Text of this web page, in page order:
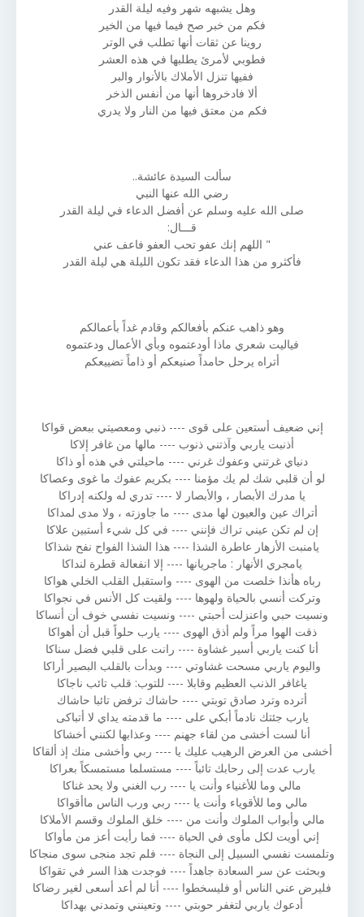
وهل يشبهه شهر وفيه ليلة القدر
فكم من خبر صح فيما فيها من الخير
روينا عن ثقات أنها تطلب في الوتر
فطوبي لأمرئ يطلبها في هذه العشر
ففيها تنزل الأملاك بالأنوار والبر
ألا فادخروها أنها من أنفس الذخر
فكم من معتق فيها من النار ولا يدري
سألت السيدة عائشة..
رضي الله عنها النبي
صلى الله عليه وسلم عن أفضل الدعاء في ليلة القدر
قـــال:
" اللهم إنك عفو تحب العفو فاعف عني
فأكثرو من هذا الدعاء فقد تكون الليلة هي ليلة القدر
وهو ذاهب عنكم بأفعالكم وقادم غداً بأعمالكم
فياليت شعري ماذا أودعتموه وبأي الأعمال ودعتموه
أتراه يرحل حامداً صنيعكم أو ذاماً تضييعكم
إني ضعيف أستعين على قوى ---- ذنبي ومعصيتي ببعض قواكا
أذنبت ياربي وآذتني ذنوب ---- مالها من غافر إلاكا
دنياي غرتني وعفوك غرني ---- ماحيلتي في هذه أو ذاكا
لو أن قلبي شك لم يك مؤمنا ---- بكريم عفوك ما غوى وعصاكا
يا مدرك الأبصار ، والأبصار لا ---- تدري له ولكنه إدراكا
أتراك عين والعيون لها مدى ---- ما جاوزته ، ولا مدى لمداكا
إن لم تكن عيني تراك فإنني ---- في كل شيء أستبين علاكا
يامنبت الأزهار عاطرة الشذا ---- هذا الشذا الفواح نفح شذاكا
يامجري الأنهار : ماجريانها ---- إلا انفعالة قطرة لنداكا
رباه هأنذا خلصت من الهوى ---- واستقبل القلب الخلي هواكا
وتركت أنسي بالحياة ولهوها ---- ولقيت كل الأنس في نجواكا
ونسيت حبي واعنزلت أحبتي ---- ونسيت نفسي خوف أن أنساكا
ذقت الهوا مراً ولم أذق الهوى ---- يارب حلواً قبل أن أهواكا
أنا كنت ياربي أسير غشاوة ---- رانت على قلبي فضل سناكا
واليوم ياربي مسحت غشاوتي ---- وبدأت بالقلب البصير أراكا
ياغافر الذنب العظيم وقابلا ---- للتوب: قلب تائب ناجاكا
أترده وترد صادق توبتي ---- حاشاك ترفض تائبا حاشاك
يارب جئتك نادماً أبكي على ---- ما قدمته يداي لا أتباكى
أنا لست أخشى من لقاء جهنم ---- وعذابها لكنني أخشاكا
أخشى من العرض الرهيب عليك يا ---- ربي وأخشى منك إذ ألقاكا
يارب عدت إلى رحابك تائباً ---- مستسلما مستمسكاً بعراكا
مالي وما للأغنياء وأنت يا ---- رب الغني ولا يحد غناكا
مالي وما للأقوياء وأنت يا ---- ربي ورب الناس ماأقواكا
مالي وأبواب الملوك وأنت من ---- خلق الملوك وقسم الأملاكا
إني أويت لكل مأوى في الحياة ---- فما رأيت أعز من مأواكا
وتلمست نفسي السبيل إلى النجاة ---- فلم تجد منجى سوى منجاكا
وبحثت عن سر السعادة جاهداً ---- فوجدت هذا السر في تقواكا
فليرض عني الناس أو فليسخطوا ---- أنا لم أعد أسعى لغير رضاكا
أدعوك ياربي لتغفر حوبتي ---- وتعينني وتمدني بهداكا